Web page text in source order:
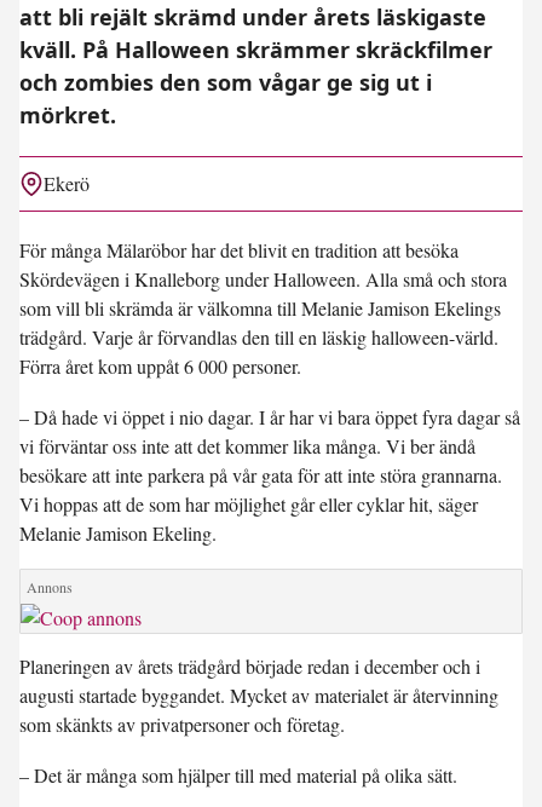
att bli rejält skrämd under årets läskigaste
kväll. På Halloween skrämmer skräckfilmer
och zombies den som vågar ge sig ut i
mörkret.
Ekerö
För många Mälaröbor har det blivit en tradition att besöka
Skördevägen i Knalleborg under Halloween. Alla små och stora
som vill bli skrämda är välkomna till Melanie Jamison Ekelings
trädgård. Varje år förvandlas den till en läskig halloween-värld.
Förra året kom uppåt 6 000 personer.
– Då hade vi öppet i nio dagar. I år har vi bara öppet fyra dagar så
vi förväntar oss inte att det kommer lika många. Vi ber ändå
besökare att inte parkera på vår gata för att inte störa grannarna.
Vi hoppas att de som har möjlighet går eller cyklar hit, säger
Melanie Jamison Ekeling.
Planeringen av årets trädgård började redan i december och i
augusti startade byggandet. Mycket av materialet är återvinning
som skänkts av privatpersoner och företag.
– Det är många som hjälper till med material på olika sätt.